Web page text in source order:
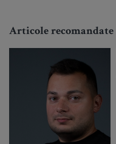
Articole recomandate